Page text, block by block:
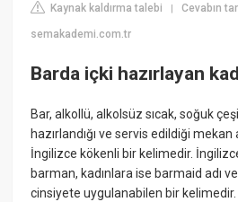
Kaynak kaldırma talebi |Cevabın
semakademi.com.tr
Barda içki hazırlayan
Bar, alkollü, alkolsüz sıcak, soğuk
hazırlandığı ve servis edildiği mekan
İngilizce kökenli bir kelimedir.
barman, kadınlara ise barmaid adı
cinsiyete uygulanabilen bir kelimedir.